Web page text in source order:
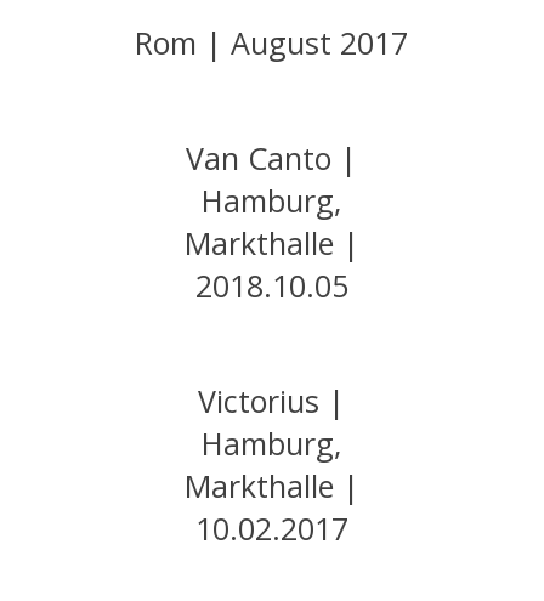
Rom | August 2017
Van Canto |
Hamburg,
Markthalle |
2018.10.05
Victorius |
Hamburg,
Markthalle |
10.02.2017